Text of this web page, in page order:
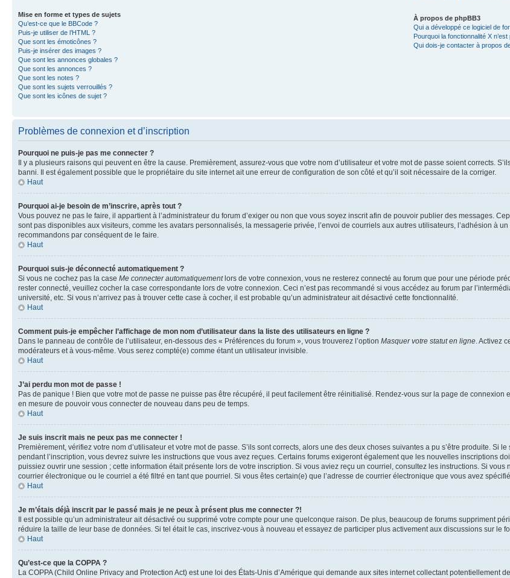
Mise en forme et types de sujets
Qu’est-ce que le BBCode ?
Puis-je utiliser de l’HTML ?
Que sont les émoticônes ?
Puis-je insérer des images ?
Que sont les annonces globales ?
Que sont les annonces ?
Que sont les notes ?
Que sont les sujets verrouillés ?
Que sont les icônes de sujet ?
À propos de phpBB3
Qui a développé ce logiciel de
Pourquoi la fonctionnalité X
Qui dois-je contacter à propos
Problèmes de connexion et d’inscription
Pourquoi ne puis-je pas me connecter ?
Il y a plusieurs raisons qui peuvent en être la cause. Premièrement, assurez-vous que votre nom d’utilisateur et votre mot de passe soient corrects.
banni. Il est également possible que le propriétaire du site internet ait une erreur de configuration de son côté et qu’il soit nécessaire de la corriger.
Haut
Pourquoi ai-je besoin de m’inscrire, après tout ?
Vous pouvez ne pas le faire, il appartient à l’administrateur du forum d’exiger ou non que vous soyez inscrit afin de pouvoir publier des messages.
sont pas disponibles aux visiteurs, comme les avatars personnalisés, la messagerie privée, l’envoi de courriels aux autres utilisateurs, l’adhésion à
recommandons par conséquent de le faire.
Haut
Pourquoi suis-je déconnecté automatiquement ?
Si vous ne cochez pas la case Me connecter automatiquementlors de votre connexion, vous ne resterez connecté au forum que pour une période
rester connecté, veuillez cocher la case correspondante lors de votre connexion. Ceci n’est pas recommandé si vous accédez au forum par
université, etc. Si vous n’arrivez pas à trouver cette case à cocher, il est probable qu’un administrateur ait désactivé cette fonctionnalité.
Haut
Comment puis-je empêcher l’affichage de mon nom d’utilisateur dans la liste des utilisateurs en ligne ?
Dans le panneau de contrôle de l’utilisateur, en-dessous des « Préférences du forum », vous trouverez l’option Masquer votre statut en ligne . Activez
modérateurs et à vous-même. Vous serez compté(e) comme étant un utilisateur invisible.
Haut
J’ai perdu mon mot de passe !
Pas de panique ! Bien que votre mot de passe ne puisse pas être récupéré, il peut facilement être réinitialisé. Rendez-vous sur la page de connexion
en mesure de pouvoir vous connecter de nouveau dans peu de temps.
Haut
Je suis inscrit mais ne peux pas me connecter !
Premièrement, vérifiez votre nom d’utilisateur et votre mot de passe. S’ils sont corrects, alors une des deux choses suivantes a pu s’être produite. Si
pendant l’inscription, vous devrez suivre les instructions que vous avez reçues. Certains forums exigeront également que les nouvelles inscriptions
puissiez ouvrir une session ; cette information était présente lors de votre inscription. Si vous aviez reçu un courriel, consultez les instructions. Si
courrier électronique ou le courriel a été filtré en tant que pourriel. Si vous êtes certain(e) que l’adresse de courrier électronique que vous avez
Haut
Je m’étais déjà inscrit par le passé mais je ne peux à présent plus me connecter ?!
Il est possible qu’un administrateur ait désactivé ou supprimé votre compte pour une quelconque raison. De plus, beaucoup de forums suppriment
réduire la taille de leur base de données. Si tel était le cas, inscrivez-vous à nouveau et essayez de participer plus activement aux discussions sur le
Haut
Qu’est-ce que la COPPA ?
La COPPA (Child Online Privacy and Protection Act) est une loi des États-Unis d’Amérique qui demande aux sites internet collectant